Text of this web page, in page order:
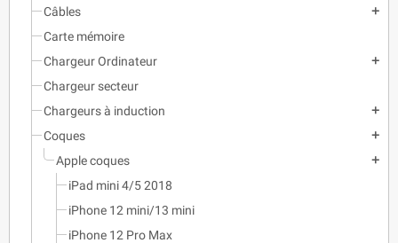
Câbles
add
Carte mémoire
Chargeur Ordinateur
add
Chargeur secteur
Chargeurs à induction
add
Coques add
Apple coques add
iPad mini 4/5 2018
iPhone 12 mini/13 mini
iPhone 12 Pro Max